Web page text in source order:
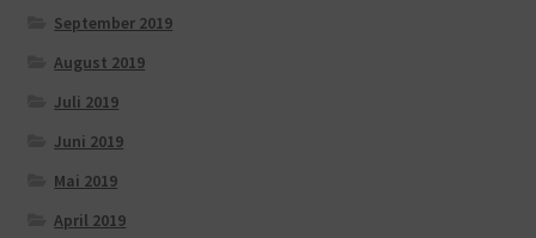
September 2019
August 2019
Juli 2019
Juni 2019
Mai 2019
April 2019